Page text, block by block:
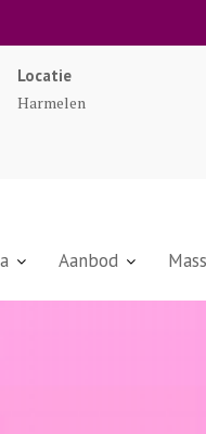
Locatie
Harmelen
Aanbod